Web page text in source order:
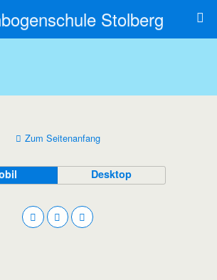
Stolberg
Zum Seitenanfang
Desktop